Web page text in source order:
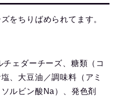
をちりばめられてます。
ェダーチーズ、糖類（コ
、大豆油／調味料（アミ
ルビン酸Na）、発色剤